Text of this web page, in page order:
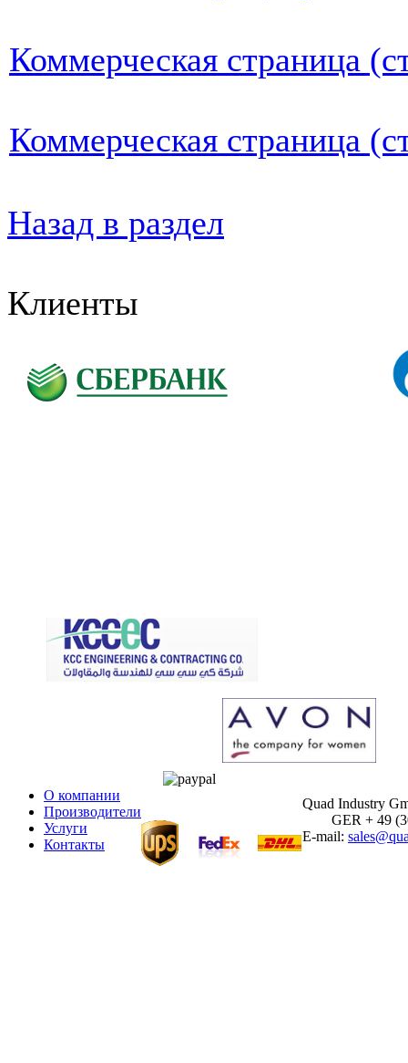
Коммерческая страница
Коммерческая страница
Назад в раздел
Клиенты
О компании
Производители
Услуги
Контакты
Quad Industry
GER + 49
E-mail: